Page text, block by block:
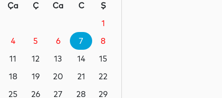
Paşinyan niyə üzr istəmişdi?
07 Avqust 20:41
ÜST legioner xəstəliyinin
07 Avqust 20:17
Ça Ç Ca C
Ş
1
4 5 6 7
8
11 12 13 14
15
18 19 20 21
22
25 26 27 28
29